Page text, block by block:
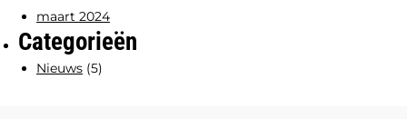
maart 2024
Categorieën
Nieuws (5)